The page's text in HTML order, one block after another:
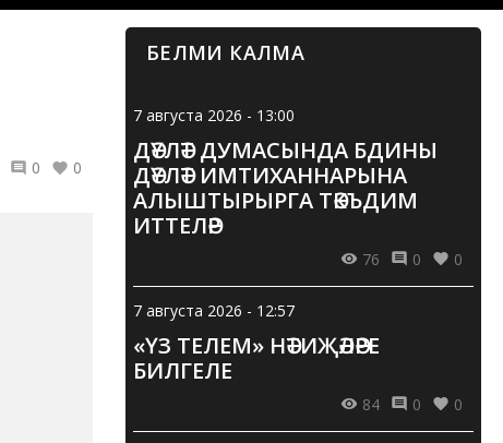
0 0
БЕЛМИ КАЛМА
7 августа 2026 - 13:00
ДӘҮЛӘТ ДУМАСЫНДА БДИНЫ
ДӘҮЛӘТ ИМТИХАННАРЫНА
АЛЫШТЫРЫРГА ТӘКЪДИМ
ИТТЕЛӘР
76 0 0
7 августа 2026 - 12:57
«ҮЗ ТЕЛЕМ» НӘТИҖӘЛӘРЕ
БИЛГЕЛЕ
84 0 0